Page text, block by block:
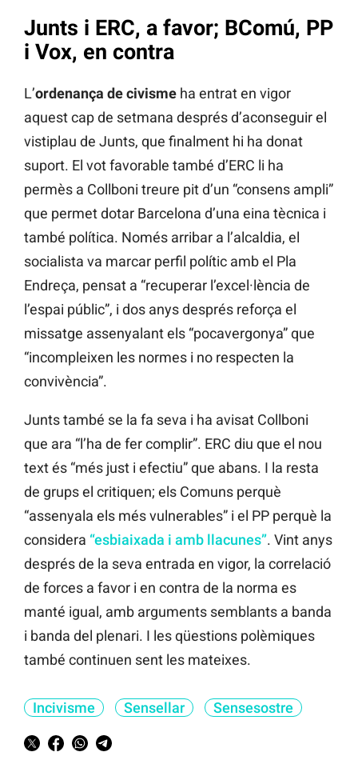
Junts i ERC, a favor; BComú, PP
i Vox, en contra
L’ordenança de civisme ha entrat en vigor
aquest cap de setmana després d’aconseguir el
vistiplau de Junts, que finalment hi ha donat
suport. El vot favorable també d’ERC li ha
permès a Collboni treure pit d’un “consens ampli”
que permet dotar Barcelona d’una eina tècnica i
també política. Només arribar a l’alcaldia, el
socialista va marcar perfil polític amb el Pla
Endreça, pensat a “recuperar l’excel·lència de
l’espai públic”, i dos anys després reforça el
missatge assenyalant els “pocavergonya” que
“incompleixen les normes i no respecten la
convivència”.
Junts també se la fa seva i ha avisat Collboni
que ara “l’ha de fer complir”. ERC diu que el nou
text és “més just i efectiu” que abans. I la resta
de grups el critiquen; els Comuns perquè
“assenyala els més vulnerables” i el PP perquè la
considera “esbiaixada i amb llacunes”. Vint anys
després de la seva entrada en vigor, la correlació
de forces a favor i en contra de la norma es
manté igual, amb arguments semblants a banda
i banda del plenari. I les qüestions polèmiques
també continuen sent les mateixes.
Incivisme Sensellar Sensesostre